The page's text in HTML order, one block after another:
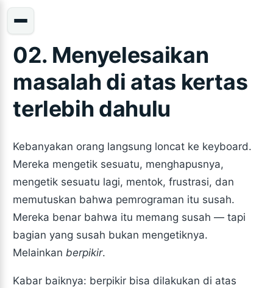
02. Menyelesaikan
masalah di atas kertas
terlebih dahulu
Kebanyakan orang langsung loncat ke keyboard.
Mereka mengetik sesuatu, menghapusnya,
mengetik sesuatu lagi, mentok, frustrasi, dan
memutuskan bahwa pemrograman itu susah.
Mereka benar bahwa itu memang susah — tapi
bagian yang susah bukan mengetiknya.
Melainkan berpikir.
Kabar baiknya: berpikir bisa dilakukan di atas